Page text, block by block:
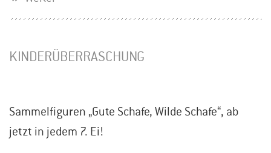
KINDERÜBERRASCHUNG
Sammelfiguren „Gute Schafe, Wilde Schafe“, ab
jetzt in jedem 7. Ei!